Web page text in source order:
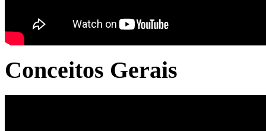
Conceitos Gerais